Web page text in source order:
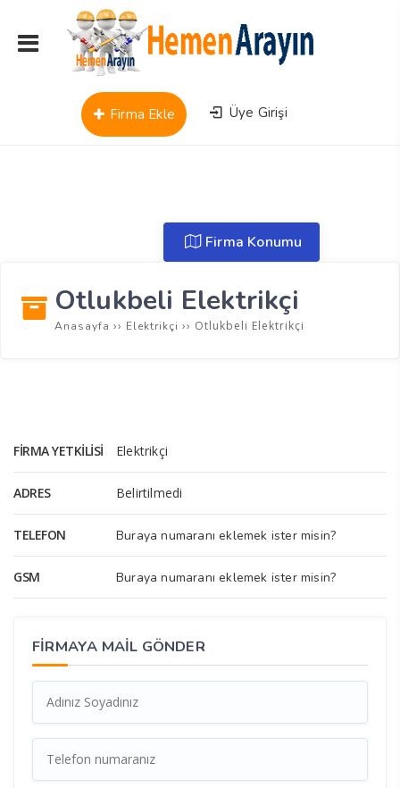
Üye Girişi
Firma Ekle
Firma Konumu
Otlukbeli Elektrikçi
Anasayfa ›› Elektrikçi ›› Otlukbeli Elektrikçi
FIRMA YETKILISI Elektrikçi
ADRES Belirtilmedi
TELEFON Buraya numaranı eklemek ister misin?
GSM Buraya numaranı eklemek ister misin?
FİRMAYA MAİL GÖNDER